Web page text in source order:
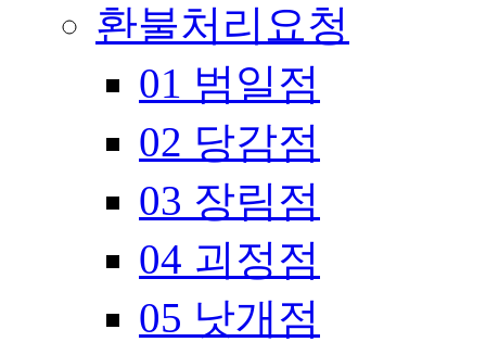
환불처리요청
01 범일점
02 당감점
03 장림점
04 괴정점
05 낫개점